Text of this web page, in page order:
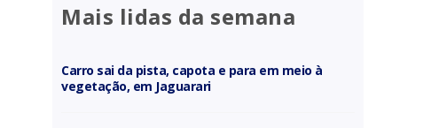
Mais lidas da semana
Carro sai da pista, capota e para em meio à
vegetação, em Jaguarari